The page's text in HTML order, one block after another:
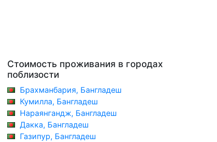
Стоимость проживания в городах
поблизости
Брахманбария, Бангладеш
Кумилла, Бангладеш
Нараянгандж, Бангладеш
Дакка, Бангладеш
Газипур, Бангладеш